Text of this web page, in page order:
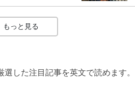
もっと見る
選した注目記事を英文で読めます。